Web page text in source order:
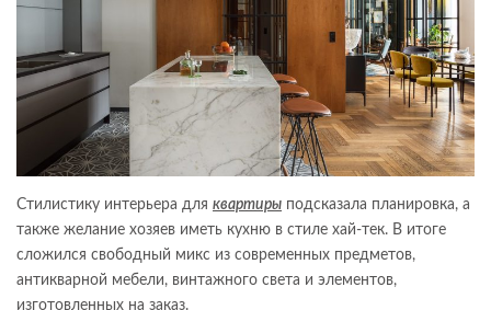
Стилистику интерьера для квартиры подсказала планировка, а
также желание хозяев иметь кухню в стиле хай-тек. В итоге
сложился свободный микс из современных предметов,
антикварной мебели, винтажного света и элементов,
изготовленных на заказ.